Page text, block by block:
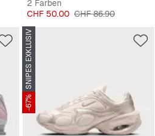
2 Farben
Preis
CHF 50.00 Originalpreis
CHF 86.90
SNIPES EXKLUSIV
-67%